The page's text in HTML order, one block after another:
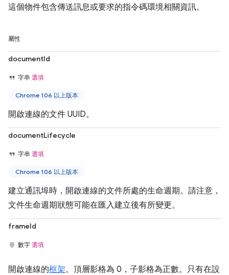
這個物件包含傳送訊息或要求的指令碼環境相關資訊。
屬性
documentId
字串 選填
Chrome 106 以上版本
開啟連線的文件 UUID。
documentLifecycle
字串 選填
Chrome 106 以上版本
建立通訊埠時，開啟連線的文件所處的生命週期。請注意，
文件生命週期狀態可能在匯入建立後有所變更。
frameId
數字 選填
開啟連線的框架。頂層影格為 0，子影格為正數。只有在設